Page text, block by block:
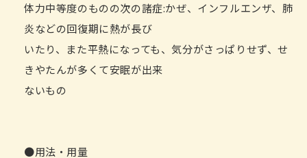
体力中等度のものの次の諸症:かぜ、インフルエンザ、肺
炎などの回復期に熱が長び
いたり、また平熱になっても、気分がさっぱりせず、せ
きやたんが多くて安眠が出来
ないもの
●用法・用量